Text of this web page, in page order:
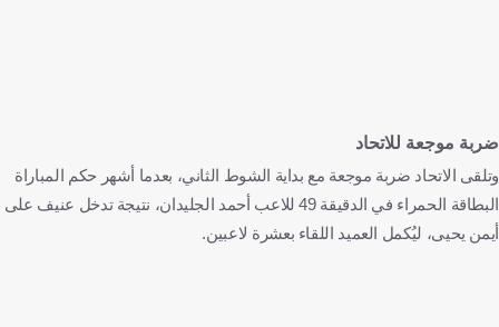
ضربة موجعة للاتحاد
وتلقى الاتحاد ضربة موجعة مع بداية الشوط الثاني، بعدما أشهر حكم المباراة
البطاقة الحمراء في الدقيقة 49 للاعب أحمد الجليدان، نتيجة تدخل عنيف على
أيمن يحيى، ليُكمل العميد اللقاء بعشرة لاعبين.